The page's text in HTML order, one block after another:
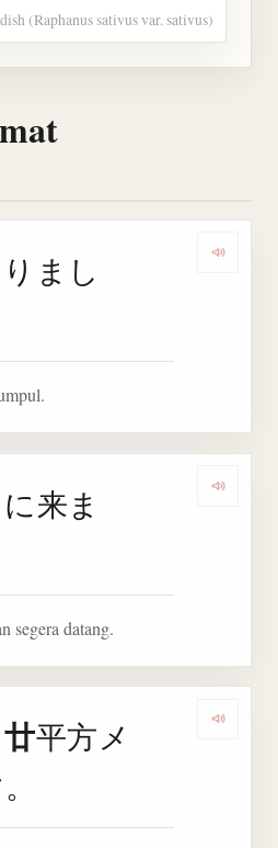
(Raphanus sativus var. sativus)
まし
来ま
segera datang.
廿平方メ